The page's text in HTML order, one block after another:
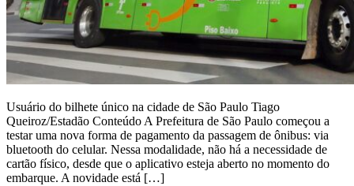
Usuário do bilhete único na cidade de São Paulo Tiago
Queiroz/Estadão Conteúdo A Prefeitura de São Paulo começou a
testar uma nova forma de pagamento da passagem de ônibus: via
bluetooth do celular. Nessa modalidade, não há a necessidade de
cartão físico, desde que o aplicativo esteja aberto no momento do
embarque. A novidade está […]